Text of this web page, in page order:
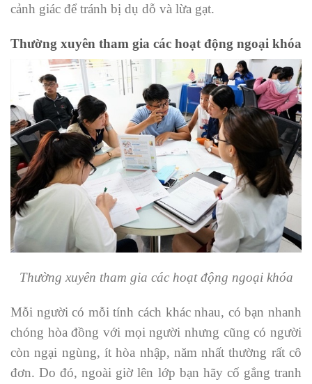
cảnh giác để tránh bị dụ dỗ và lừa gạt.
Thường xuyên tham gia các hoạt động ngoại khóa
Thường xuyên tham gia các hoạt động ngoại khóa
Mỗi người có mỗi tính cách khác nhau, có bạn nhanh
chóng hòa đồng với mọi người nhưng cũng có người
còn ngại ngùng, ít hòa nhập, năm nhất thường rất cô
đơn. Do đó, ngoài giờ lên lớp bạn hãy cố gắng tranh